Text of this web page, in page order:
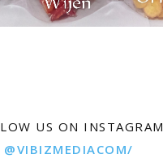
US ON INSTAGRAM
@VIBIZMEDIACOM/